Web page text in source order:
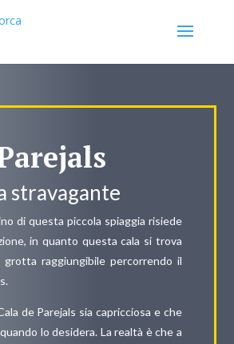
stravagante
di questa piccola spiaggia risiede
in quanto questa cala si trova
grotta raggiungibile percorrendo il
de Parejals sia capricciosa e che
lo desidera. La realtà è che a